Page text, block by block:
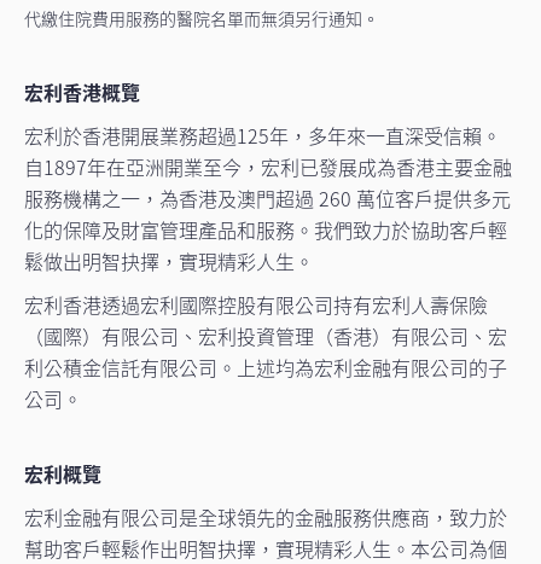
代繳住院費用服務的醫院名單而無須另行通知。
宏利香港概覽
宏利於香港開展業務超過125年，多年來一直深受信賴。
自1897年在亞洲開業至今，宏利已發展成為香港主要金融
服務機構之一，為香港及澳門超過 260 萬位客戶提供多元
化的保障及財富管理產品和服務。我們致力於協助客戶輕
鬆做出明智抉擇，實現精彩人生。
宏利香港透過宏利國際控股有限公司持有宏利人壽保險
（國際）有限公司、宏利投資管理（香港）有限公司、宏
利公積金信託有限公司。上述均為宏利金融有限公司的子
公司。
宏利概覽
宏利金融有限公司是全球領先的金融服務供應商，致力於
幫助客戶輕鬆作出明智抉擇，實現精彩人生。本公司為個